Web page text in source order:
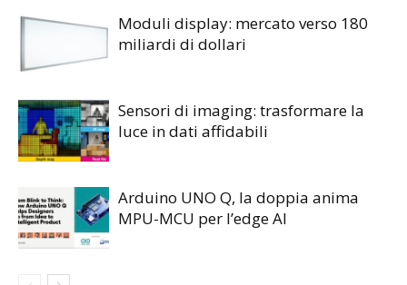
Moduli display: mercato verso 180
miliardi di dollari
Sensori di imaging: trasformare la
luce in dati affidabili
Arduino UNO Q, la doppia anima
MPU-MCU per l’edge AI